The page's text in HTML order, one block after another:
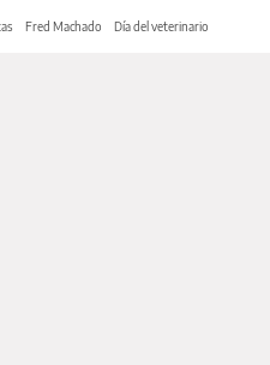
Fred Machado Día del veterinario